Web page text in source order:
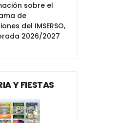
sobre el
de
del IMSERSO,
2026/2027
Y FIESTAS